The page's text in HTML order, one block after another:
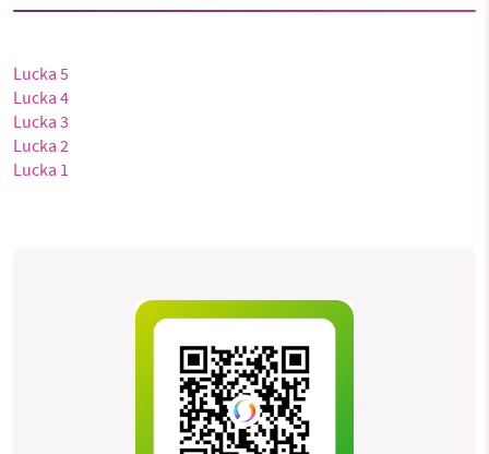
Lucka 5
Lucka 4
Lucka 3
Lucka 2
Lucka 1
1231368703